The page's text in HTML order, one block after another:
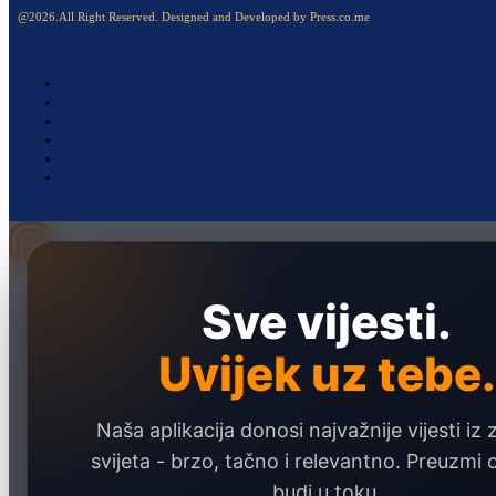
@2026.All Right Reserved. Designed and Developed by Press.co.me
Sve vijesti.
Uvijek uz tebe.
Naša aplikacija donosi najvažnije vijesti iz
svijeta - brzo, tačno i relevantno. Preuzmi
Ekonomija